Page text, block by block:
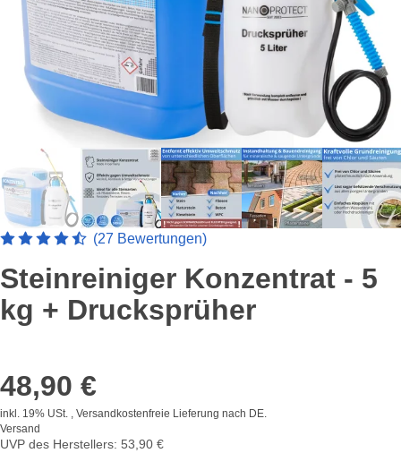
Artikelbewertung: 4.6666666666667 von 5 Sterne
(27 Bewertungen)
Steinreiniger Konzentrat - 5
kg + Drucksprüher
48,90 €
inkl. 19% USt. , Versandkostenfreie Lieferung nach DE.
Versand
UVP des Herstellers: 53,90 €